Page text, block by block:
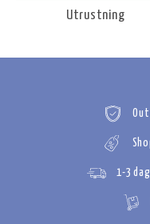
Utrustning
1-3